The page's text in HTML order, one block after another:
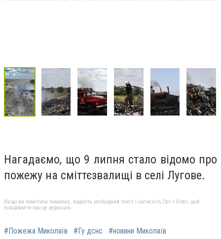
Нагадаємо, що 9 липня стало відомо про
пожежу на сміттєзвалищі в селі Лугове.
Якщо ви помітили помилку, виділіть необхідний текст і натисніть Ctrl + Enter, щоб
повідомити про це редакцію
#Пожежа Миколаїв #Гу дснс #новини Миколаїв